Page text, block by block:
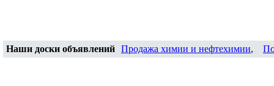
Наши доски объявлений Продажа химии и нефтехимии,